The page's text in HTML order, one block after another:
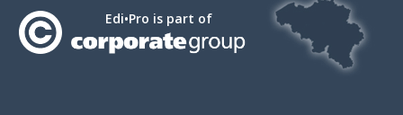
Edi•Pro is part of